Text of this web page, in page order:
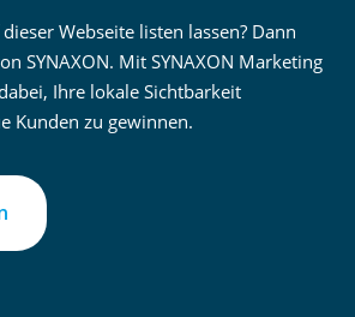
Webseite listen lassen? Dann
SYNAXON. Mit SYNAXON Marketing
Ihre lokale Sichtbarkeit
Kunden zu gewinnen.